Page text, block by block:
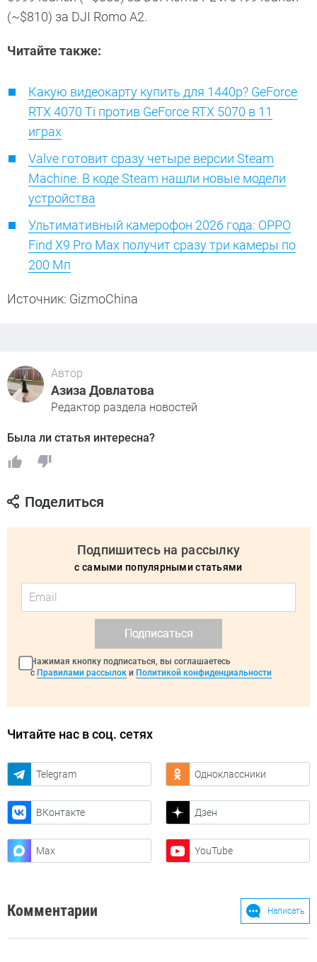
(~$810) за DJI Romo A2.
Читайте также:
Какую видеокарту купить для 1440p? GeForce
RTX 4070 Ti против GeForce RTX 5070 в 11
играх
Valve готовит сразу четыре версии Steam
Machine. В коде Steam нашли новые модели
устройства
Ультимативный камерофон 2026 года: OPPO
Find X9 Pro Max получит сразу три камеры по
200 Мп
Источник: GizmoChina
Автор
Азиза Довлатова
Редактор раздела новостей
Была ли статья интересна?
Поделиться
Подпишитесь на рассылку
с самыми популярными статьями
Подписаться
Нажимая кнопку подписаться, вы соглашаетесь
с Правилами рассылок и Политикой конфиденциальности
Читайте нас в соц. сетях
Telegram Одноклассники
ВКонтакте Дзен
Max YouTube
Комментарии Написать